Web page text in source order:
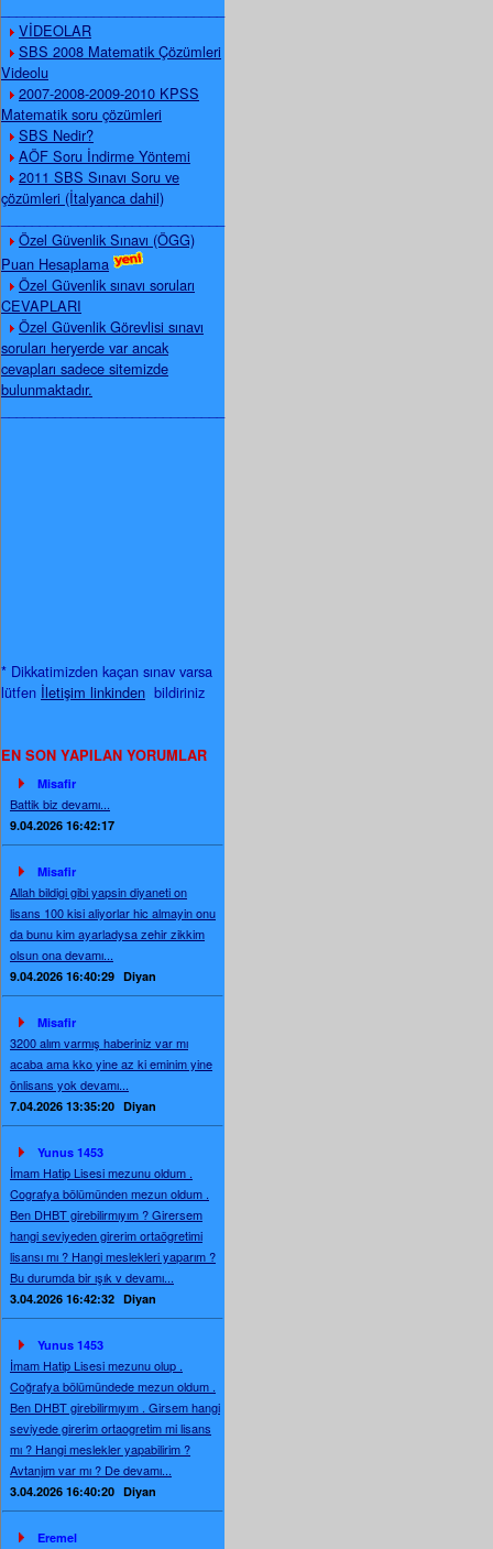
VİDEOLAR
SBS 2008 Matematik Çözümleri
Videolu
2007-2008-2009-2010 KPSS
Matematik soru çözümleri
SBS Nedir?
AÖF Soru İndirme Yöntemi
2011 SBS Sınavı Soru ve
çözümleri (İtalyanca dahil)
Özel Güvenlik Sınavı (ÖGG)
Puan Hesaplama
Özel Güvenlik sınavı soruları
CEVAPLARI
Özel Güvenlik Görevlisi sınavı
soruları heryerde var ancak
cevapları sadece sitemizde
bulunmaktadır.
* Dikkatimizden kaçan sınav varsa
lütfen İletişim linkinden bildiriniz
EN SON YAPILAN YORUMLAR
Misafir
Battik biz devamı...
9.04.2026 16:42:17
Misafir
Allah bildigi gibi yapsin diyaneti on
lisans 100 kisi aliyorlar hic almayin onu
da bunu kim ayarladysa zehir zikkim
olsun ona devamı...
9.04.2026 16:40:29 Diyan
Misafir
3200 alım varmış haberiniz var mı
acaba ama kko yine az ki eminim yine
önlisans yok devamı...
7.04.2026 13:35:20 Diyan
Yunus 1453
İmam Hatip Lisesi mezunu oldum .
Cografya bölümünden mezun oldum .
Ben DHBT girebilirmıyım ? Girersem
hangi seviyeden girerim ortaögretimi
lisansı mı ? Hangi meslekleri yaparım ?
Bu durumda bir ışık v devamı...
3.04.2026 16:42:32 Diyan
Yunus 1453
İmam Hatip Lisesi mezunu olup .
Coğrafya bölümündede mezun oldum .
Ben DHBT girebilirmıyım . Girsem hangi
seviyede girerim ortaogretim mi lisans
mı ? Hangi meslekler yapabilirim ?
Avtanjım var mı ? De devamı...
3.04.2026 16:40:20 Diyan
Eremel